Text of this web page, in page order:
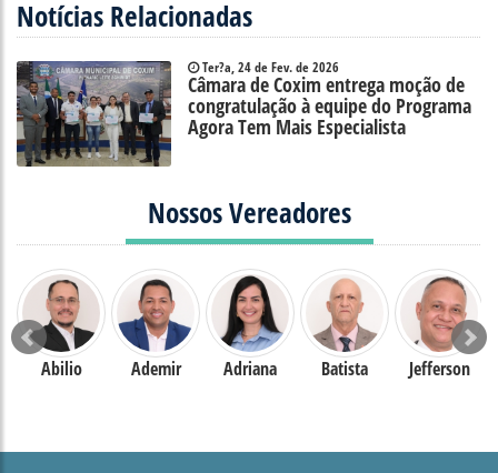
Notícias Relacionadas
Ter?a, 24 de Fev. de 2026
Câmara de Coxim entrega moção de
congratulação à equipe do Programa
Agora Tem Mais Especialista
Nossos Vereadores
Abilio Ademir Adriana Batista Jefferson